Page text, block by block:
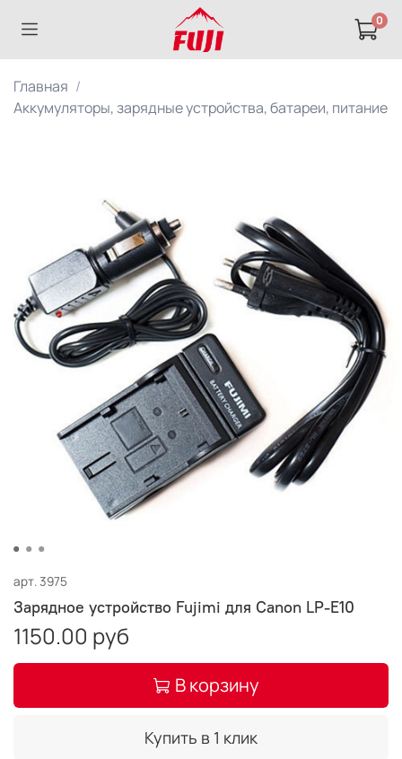
0
Главная
Аккумуляторы, зарядные устройства, батареи, питание
арт.3975
Зарядное устройство Fujimi для Canon LP-E10
1150.00 руб
В корзину
Купить в 1 клик